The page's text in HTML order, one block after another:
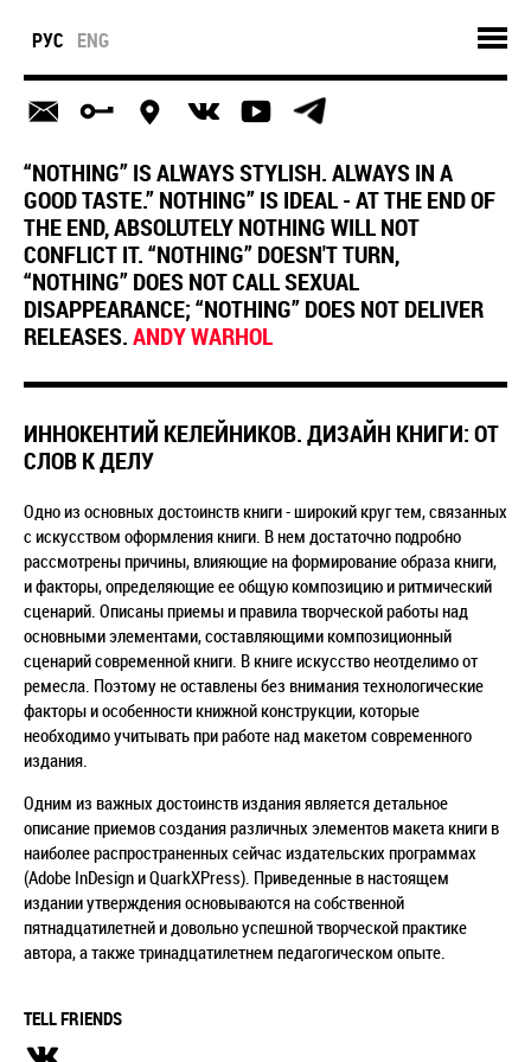
РУС ENG
“NOTHING” IS ALWAYS STYLISH. ALWAYS IN A
GOOD TASTE.” NOTHING” IS IDEAL - AT THE END OF
THE END, ABSOLUTELY NOTHING WILL NOT
CONFLICT IT. “NOTHING” DOESN'T TURN,
“NOTHING” DOES NOT CALL SEXUAL
DISAPPEARANCE; “NOTHING” DOES NOT DELIVER
RELEASES.ANDY WARHOL
ИННОКЕНТИЙ КЕЛЕЙНИКОВ. ДИЗАЙН КНИГИ: ОТ
СЛОВ К ДЕЛУ
Одно из основных достоинств книги - широкий круг тем, связанных
с искусством оформления книги. В нем достаточно подробно
рассмотрены причины, влияющие на формирование образа книги,
и факторы, определяющие ее общую композицию и ритмический
сценарий. Описаны приемы и правила творческой работы над
основными элементами, составляющими композиционный
сценарий современной книги. В книге искусство неотделимо от
ремесла. Поэтому не оставлены без внимания технологические
факторы и особенности книжной конструкции, которые
необходимо учитывать при работе над макетом современного
издания.
Одним из важных достоинств издания является детальное
описание приемов создания различных элементов макета книги в
наиболее распространенных сейчас издательских программах
(Adobe InDesign и QuarkXPress). Приведенные в настоящем
издании утверждения основываются на собственной
пятнадцатилетней и довольно успешной творческой практике
автора, а также тринадцатилетнем педагогическом опыте.
TELL FRIENDS